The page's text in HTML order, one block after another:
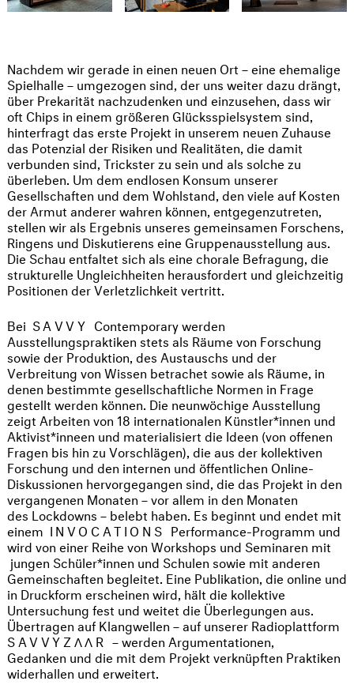
Nachdem wir gerade in einen neuen Ort – eine ehemalige
Spielhalle – umgezogen sind, der uns weiter dazu drängt,
über Prekarität nachzudenken und einzusehen, dass wir
oft Chips in einem größeren Glücksspielsystem sind,
hinterfragt das erste Projekt in unserem neuen Zuhause
das Potenzial der Risiken und Realitäten, die damit
verbunden sind, Trickster zu sein und als solche zu
überleben. Um dem endlosen Konsum unserer
Gesellschaften und dem Wohlstand, den viele auf Kosten
der Armut anderer wahren können, entgegenzutreten,
stellen wir als Ergebnis unseres gemeinsamen Forschens,
Ringens und Diskutierens eine Gruppenausstellung aus.
Die Schau entfaltet sich als eine chorale Befragung, die
strukturelle Ungleichheiten herausfordert und gleichzeitig
Positionen der Verletzlichkeit vertritt.
Bei SAVVY Contemporary werden
Ausstellungspraktiken stets als Räume von Forschung
sowie der Produktion, des Austauschs und der
Verbreitung von Wissen betrachet sowie als Räume, in
denen bestimmte gesellschaftliche Normen in Frage
gestellt werden können. Die neunwöchige Ausstellung
zeigt Arbeiten von 18 internationalen Künstler*innen und
Aktivist*inneen und materialisiert die Ideen (von offenen
Fragen bis hin zu Vorschlägen), die aus der kollektiven
Forschung und den internen und öffentlichen Online-
Diskussionen hervorgegangen sind, die das Projekt in den
vergangenen Monaten – vor allem in den Monaten
des Lockdowns – belebt haben. Es beginnt und endet mit
einem INVOCATIONS Performance-Programm und
wird von einer Reihe von Workshops und Seminaren mit
jungen Schüler*innen und Schulen sowie mit anderen
Gemeinschaften begleitet. Eine Publikation, die online und
in Druckform erscheinen wird, hält die kollektive
Untersuchung fest und weitet die Überlegungen aus.
Übertragen auf Klangwellen – auf unserer Radioplattform
SAVVYZΛΛR – werden Argumentationen,
Gedanken und die mit dem Projekt verknüpften Praktiken
widerhallen und erweitert.